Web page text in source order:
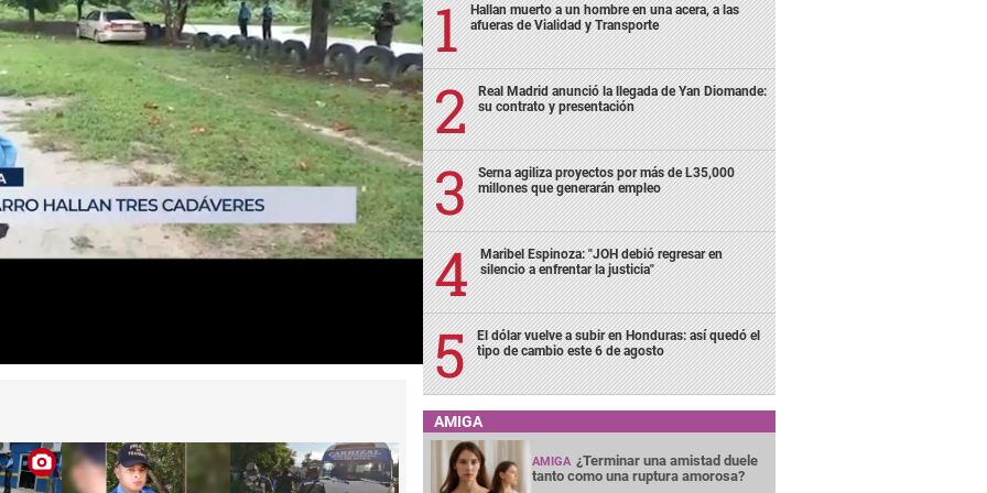
Hallan muerto a un hombre en una acera, a las
afueras de Vialidad y Transporte
Real Madrid anunció la llegada de Yan Diomande:
su contrato y presentación
Serna agiliza proyectos por más de L35,000
millones que generarán empleo
Maribel Espinoza: "JOH debió regresar en
silencio a enfrentar la justicia"
El dólar vuelve a subir en Honduras: así quedó el
tipo de cambio este 6 de agosto
AMIGA
AMIGA ¿Terminar una amistad duele
tanto como una ruptura amorosa?